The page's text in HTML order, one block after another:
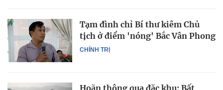
CHÍNH TRỊ
Tạm đình chỉ Bí thư kiêm Chủ
tịch ở điểm 'nóng' Bắc Vân Phong
Hoãn thông qua đặc khu: Bất